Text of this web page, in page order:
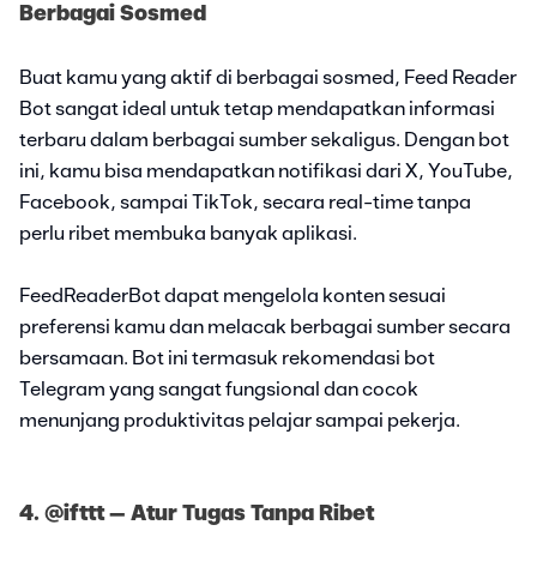
Berbagai Sosmed
Buat kamu yang aktif di berbagai sosmed, Feed Reader
Bot sangat ideal untuk tetap mendapatkan informasi
terbaru dalam berbagai sumber sekaligus. Dengan bot
ini, kamu bisa mendapatkan notifikasi dari X, YouTube,
Facebook, sampai TikTok, secara real-time tanpa
perlu ribet membuka banyak aplikasi.
FeedReaderBot dapat mengelola konten sesuai
preferensi kamu dan melacak berbagai sumber secara
bersamaan. Bot ini termasuk rekomendasi bot
Telegram yang sangat fungsional dan cocok
menunjang produktivitas pelajar sampai pekerja.
4. @ifttt – Atur Tugas Tanpa Ribet